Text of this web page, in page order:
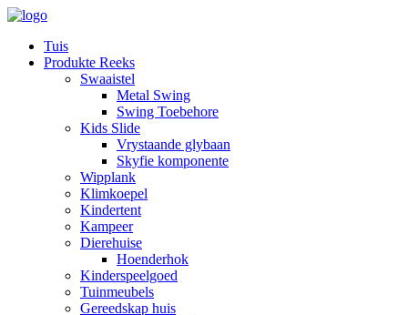
Tuis
Produkte Reeks
Swaaistel
Metal Swing
Swing Toebehore
Kids Slide
Vrystaande glybaan
Skyfie komponente
Wipplank
Klimkoepel
Kindertent
Kampeer
Dierehuise
Hoenderhok
Kinderspeelgoed
Tuinmeubels
Gereedskap huis